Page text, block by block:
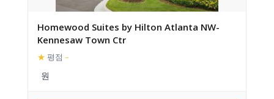
Homewood Suites by Hilton Atlanta NW-
Kennesaw Town Ctr
★ 평점 –